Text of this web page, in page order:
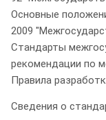
Основные
2009
Стандарты
рекомендации по
Правила
Сведения о